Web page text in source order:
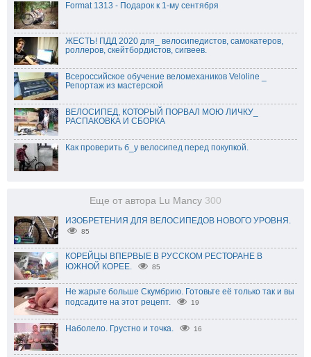
Format 1313 - Подарок к 1-му сентября
ЖЕСТЬ! ПДД 2020 для_ велосипедистов, самокатеров,
роллеров, скейтбордистов, сигвеев.
Всероссийское обучение веломехаников Veloline _
Репортаж из мастерской
ВЕЛОСИПЕД, КОТОРЫЙ ПОРВАЛ МОЮ ЛИЧКУ_
РАСПАКОВКА И СБОРКА
Как проверить б_у велосипед перед покупкой.
Еще от автора Lu Mancy 300
ИЗОБРЕТЕНИЯ ДЛЯ ВЕЛОСИПЕДОВ НОВОГО УРОВНЯ.
85
КОРЕЙЦЫ ВПЕРВЫЕ В РУССКОМ РЕСТОРАНЕ В
ЮЖНОЙ КОРЕЕ.
85
Не жарьте больше Скумбрию. Готовьте её только так и вы
подсадите на этот рецепт.
19
Наболело. Грустно и точка. 16